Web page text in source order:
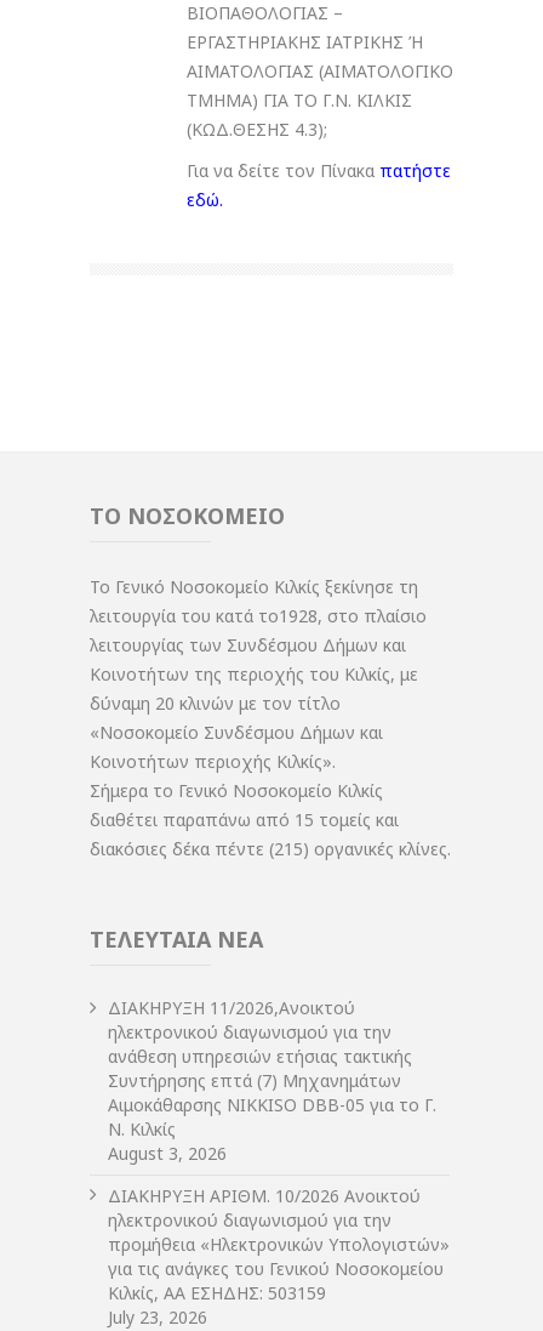
ΒΙΟΠΑΘΟΛΟΓΙΑΣ –
ΕΡΓΑΣΤΗΡΙΑΚΗΣ ΙΑΤΡΙΚΗΣ Ή
ΑΙΜΑΤΟΛΟΓΙΑΣ (ΑΙΜΑΤΟΛΟΓΙΚΟ
ΤΜΗΜΑ) ΓΙΑ ΤΟ Γ.Ν. ΚΙΛΚΙΣ
(ΚΩΔ.ΘΕΣΗΣ 4.3);
Για να δείτε τον Πίνακα πατήστε
εδώ.
ΤΟ ΝΟΣΟΚΟΜΕΙΟ
Το Γενικό Νοσοκομείο Κιλκίς ξεκίνησε τη
λειτουργία του κατά το1928, στο πλαίσιο
λειτουργίας των Συνδέσμου Δήμων και
Κοινοτήτων της περιοχής του Κιλκίς, με
δύναμη 20 κλινών με τον τίτλο
«Νοσοκομείο Συνδέσμου Δήμων και
Κοινοτήτων περιοχής Κιλκίς».
Σήμερα το Γενικό Νοσοκομείο Κιλκίς
διαθέτει παραπάνω από 15 τομείς και
διακόσιες δέκα πέντε (215) οργανικές κλίνες.
ΤΕΛΕΥΤΑΙΑ ΝΕΑ
ΔIΑΚΗΡΥΞΗ 11/2026,Ανοικτού
ηλεκτρονικού διαγωνισμού για την
ανάθεση υπηρεσιών ετήσιας τακτικής
Συντήρησης επτά (7) Μηχανημάτων
Αιμοκάθαρσης NIKKISO DBB-05 για το Γ.
Ν. Κιλκίς
August 3, 2026
ΔIΑΚΗΡΥΞΗ ΑΡIΘΜ. 10/2026 Ανοικτού
ηλεκτρονικού διαγωνισμού για την
προμήθεια «Ηλεκτρονικών Υπολογιστών»
για τις ανάγκες του Γενικού Νοσοκομείου
Κιλκίς, ΑΑ ΕΣΗΔΗΣ: 503159
July 23, 2026